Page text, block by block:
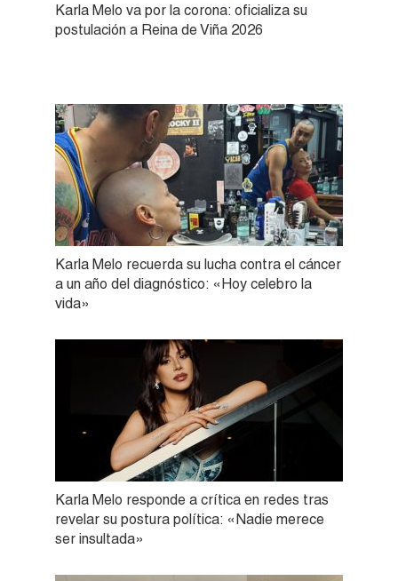
Karla Melo va por la corona: oficializa su
postulación a Reina de Viña 2026
Karla Melo recuerda su lucha contra el cáncer
a un año del diagnóstico: «Hoy celebro la
vida»
Karla Melo responde a crítica en redes tras
revelar su postura política: «Nadie merece
ser insultada»